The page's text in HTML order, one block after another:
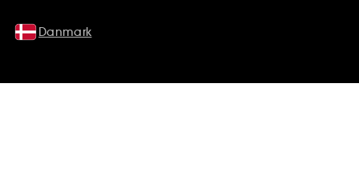
Danmark